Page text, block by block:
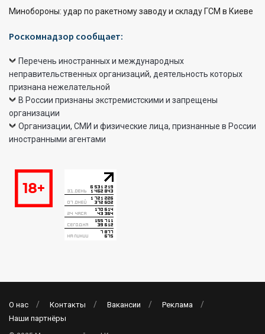
Минобороны: удар по ракетному заводу и складу ГСМ в Киеве
Роскомнадзор сообщает:
Перечень иностранных и международных
неправительственных организаций, деятельность которых
признана нежелательной
В России признаны экстремистскими и запрещены
организации
Организации, СМИ и физические лица, признанные в России
иностранными агентами
О нас Контакты Вакансии
Реклама
Наши партнёры